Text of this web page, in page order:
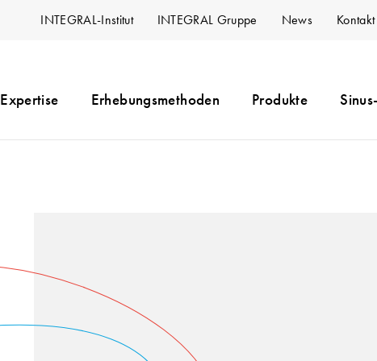
INTEGRAL-Institut INTEGRAL Gruppe News Kontakt
Expertise Erhebungsmethoden Produkte